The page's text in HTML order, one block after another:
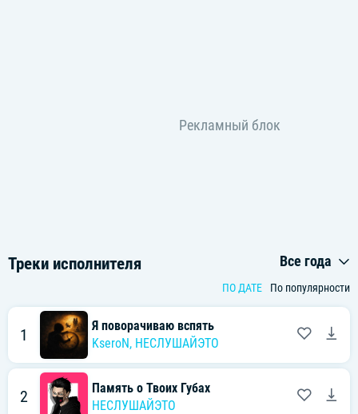
Треки исполнителя Все года
ПО ДАТЕ По популярности
1
Я поворачиваю вспять
KseroN, НЕСЛУШАЙЭТО
2
Память о Твоих Губах
НЕСЛУШАЙЭТО